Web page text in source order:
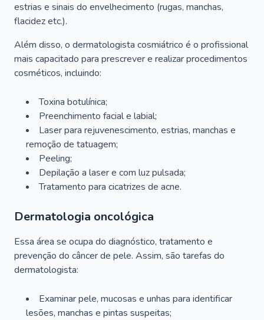
estrias e sinais do envelhecimento (rugas, manchas,
flacidez etc.).
Além disso, o dermatologista cosmiátrico é o profissional
mais capacitado para prescrever e realizar procedimentos
cosméticos, incluindo:
Toxina botulínica;
Preenchimento facial e labial;
Laser para rejuvenescimento, estrias, manchas e
remoção de tatuagem;
Peeling;
Depilação a laser e com luz pulsada;
Tratamento para cicatrizes de acne.
Dermatologia oncológica
Essa área se ocupa do diagnóstico, tratamento e
prevenção do câncer de pele. Assim, são tarefas do
dermatologista:
Examinar pele, mucosas e unhas para identificar
lesões, manchas e pintas suspeitas;